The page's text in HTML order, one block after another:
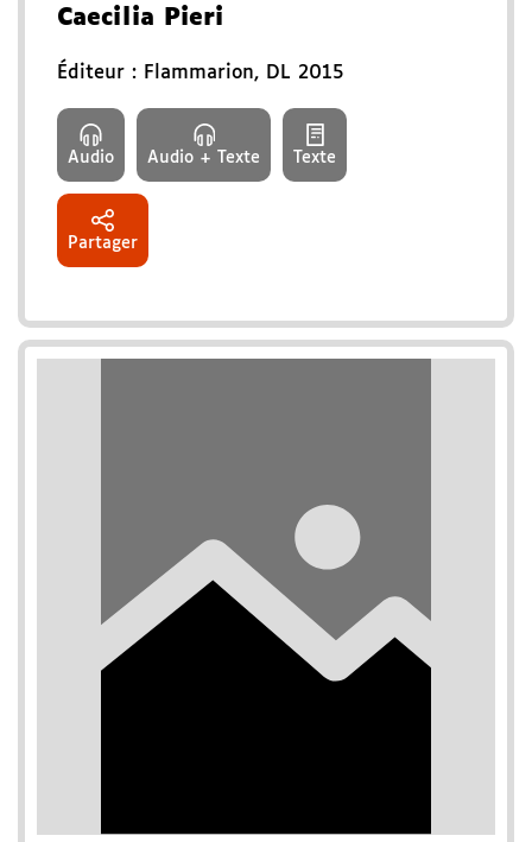
Caecilia Pieri
Éditeur : Flammarion, DL 2015
Audio Audio + Texte Texte
Partager